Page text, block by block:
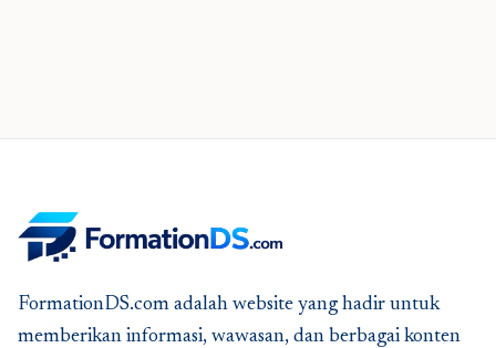
FormationDS.com adalah website yang hadir untuk
memberikan informasi, wawasan, dan berbagai konten